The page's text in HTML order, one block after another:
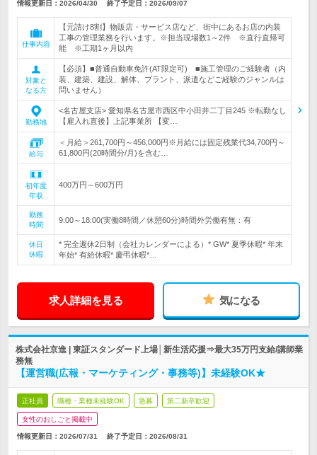
情報更新日：2026/04/30 終了予定日： 2026/09/07
仕事内容
【元請け8割】物販店・サービス店など、街中にあるお店の内装
工事の管理業務を行います。※担当現場数1～2件 ※直行直帰可
能 ※工期1ヶ月以内
対象と
なる方
【必須】■普通自動車免許(AT限定可) ■施工管理のご経験者（内
装、建築、建設、解体、プラント、派遣などご経験のジャンルは
問いません）
勤務地
<名古屋支店> 愛知県名古屋市西区中小田井二丁目245 ※転勤なし
【雇入れ直後】上記事業所 【変…
給与
＜月給＞261,700円～456,000円※月給には固定残業代34,700円～
61,800円(20時間分/月)を含む…
初年度
年収
400万円～600万円
勤務
時間
9:00～18:00(実働8時間／休憩60分)時間外労働有無：有
休日
休暇
* 完全週休2日制（会社カレンダーによる）* GW* 夏季休暇* 年末
年始* 有給休暇* 慶弔休暇*…
求人詳細を見る 気になる
株式会社京進 | 東証スタンダード上場│新生活応援⇒最大35万円支給/講師業
務無
【運営職(広報・マーケティング・事務等)】未経験OK★
正社員 職種・業種未経験OK 急募 第二新卒歓迎
女性のおしごと掲載中
情報更新日：2026/07/31 終了予定日： 2026/08/31